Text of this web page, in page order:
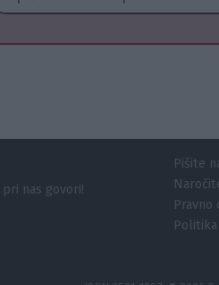
nas govori!
Pišite
Pravno